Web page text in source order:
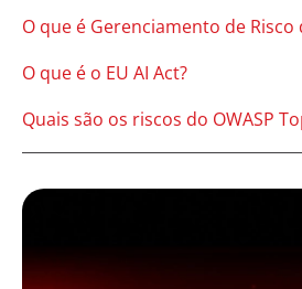
O que é Gerenciamento de Risco
O que é o EU AI Act?
Quais são os riscos do OWASP